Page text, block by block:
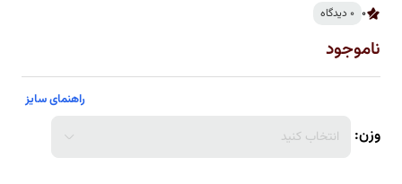
0 0 دیدگاه
ناموجود
راهنمای سایز
وزن: انتخاب کنید